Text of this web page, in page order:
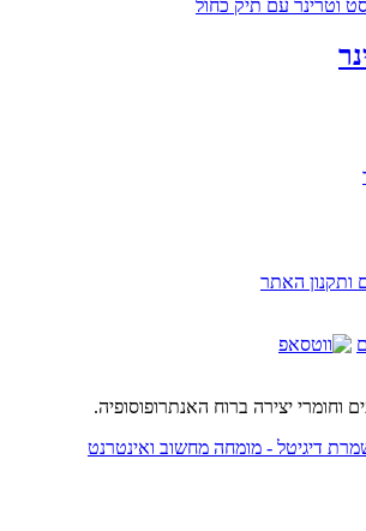
ותקנון האתר
דיגיטל - מומחה מחשוב ואינטרנט